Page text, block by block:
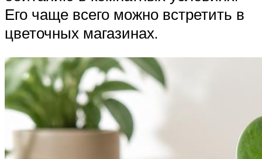
Его чаще всего можно встретить в
цветочных магазинах.